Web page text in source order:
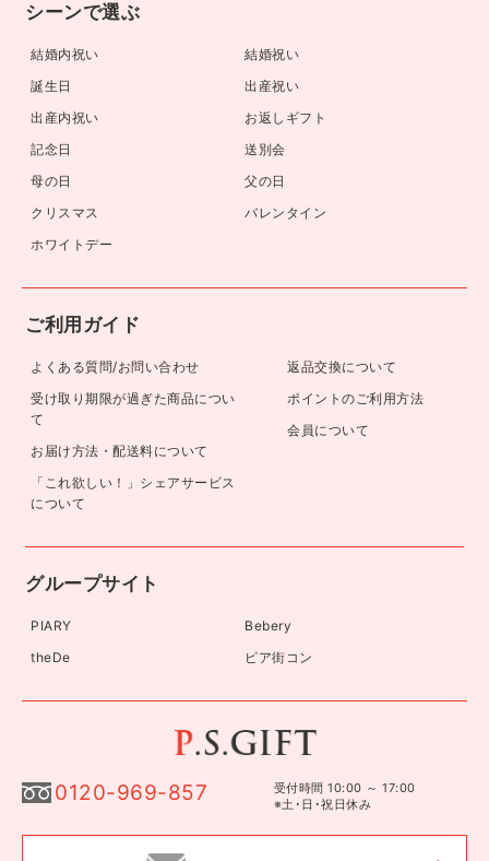
シーンで選ぶ
結婚内祝い
結婚祝い
誕生日
出産祝い
出産内祝い
お返しギフト
記念日
送別会
母の日
父の日
クリスマス
バレンタイン
ホワイトデー
ご利用ガイド
よくある質問/お問い合わせ
受け取り期限が過ぎた商品につい
て
お届け方法・配送料について
「これ欲しい！」シェアサービス
について
返品交換について
ポイントのご利用方法
会員について
グループサイト
PIARY
Bebery
theDe
ピア街コン
0120-969-857
受付時間 10:00 ～ 17:00
※土･日･祝日休み